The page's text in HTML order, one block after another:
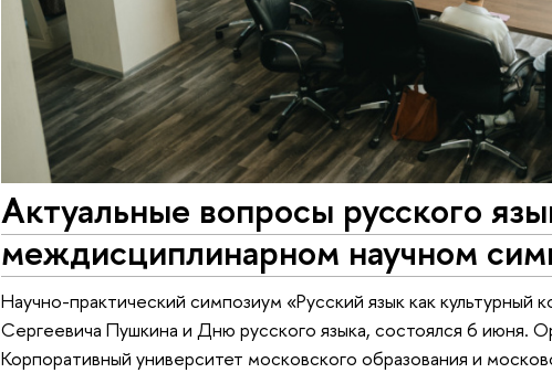
Актуальные вопросы русского
междисциплинарном научном
Научно-практический симпозиум «Русский язык как
Сергеевича Пушкина и Дню русского языка, состоялся 6 июня.
Корпоративный университет московского образования и